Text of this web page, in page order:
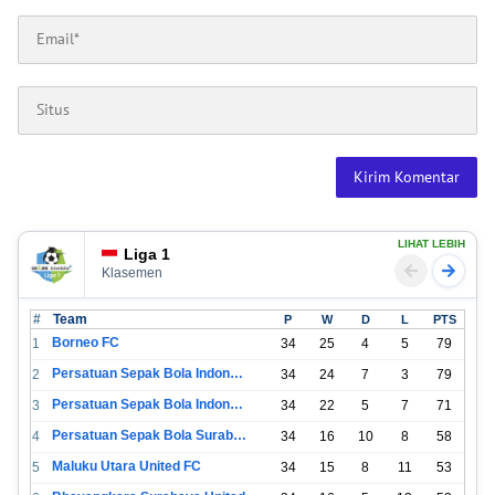
Liga 1
Klasemen
LIHAT LEBIH
# Team P W D L PTS
1 Borneo FC 34 25 4 5
79
2
Persatuan Sepak Bola Indonesia Bandung 34 24 7 3
79
3
Persatuan Sepak Bola Indonesia Jakarta 34 22 5 7
71
4
Persatuan Sepak Bola Surabaya 34 16 10 8
58
5
Maluku Utara United FC 34 15 8 11
53